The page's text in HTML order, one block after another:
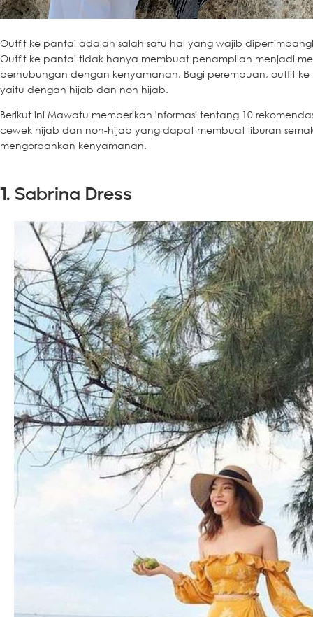
Outfit ke pantai adalah salah satu hal yang wajib
Outfit ke pantai tidak hanya membuat penampilan menjadi
berhubungan dengan kenyamanan. Bagi perempuan, outfit
yaitu dengan hijab dan non hijab.
Berikut ini Mawatu memberikan informasi tentang 10
cewek hijab dan non-hijab yang dapat membuat liburan
mengorbankan kenyamanan.
1. Sabrina Dress